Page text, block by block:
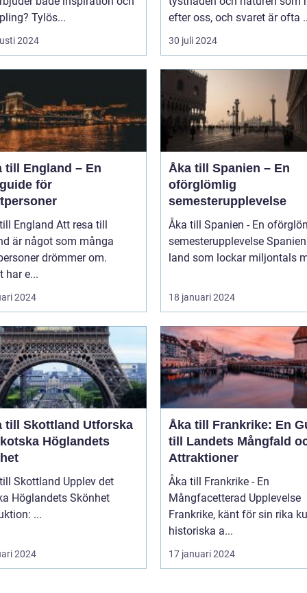
Tylös...
2024
efter oss, och svaret är ofta
30 juli 2024
till England – En
för
Att resa till
är något som många
drömmer om.
har e...
2024
Åka till Spanien – En
oförglömlig
semesterupplevelse
Åka till Spanien - En
semesterupplevelse Spanien är ett
land som lockar miljontals
18 januari 2024
Skottland Utforska
Höglandets
Upplev det
Höglandets Skönhet
Introduktion: ...
2024
Åka till Frankrike: En
till Landets Mångfald
Attraktioner
Åka till Frankrike - En
Mångfacetterad Upplevelse
Frankrike, känt för sin rika
historiska a...
17 januari 2024